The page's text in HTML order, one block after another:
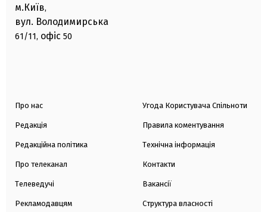
м.Київ,
вул. Володимирська
61/11, офіс 50
Про нас
Редакція
Редакційна політика
Про телеканал
Телеведучі
Рекламодавцям
Угода Користувача Спільноти
Правила коментування
Технічна інформація
Контакти
Вакансії
Структура власності